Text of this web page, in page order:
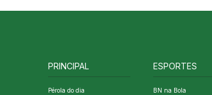
PRINCIPAL
Pérola do dia
ESPORTES
BN na Bola